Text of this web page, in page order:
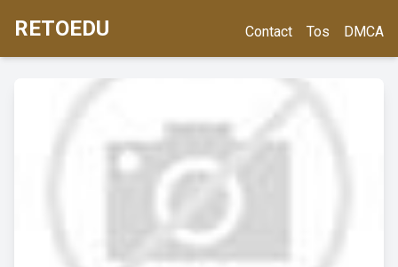
RETOEDU Contact Tos DMCA